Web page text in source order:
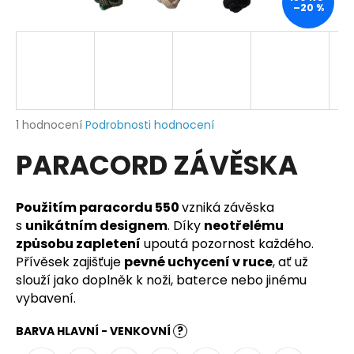
Průměrné
produktu
je
z
5
hvězdiček.
1 hodnocení Podrobnosti hodnocení
PARACORD ZÁVĚSKA
Použitím paracordu 550vzniká závěska
s unikátním designem. Díky neotřelému
způsobu zapletení upoutá pozornost každého.
Přívěsek zajišťuje pevné uchycení v ruce, ať už
slouží jako doplněk k noži, baterce nebo jinému
vybavení.
BARVA HLAVNÍ - VENKOVNÍ ?
–20 %
j
?
D
o
p
o
r
u